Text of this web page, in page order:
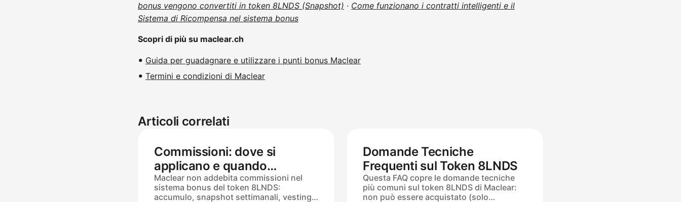
bonus vengono convertiti in token 8LNDS (Snapshot) · Come funzionano i contratti intelligenti e il
Sistema di Ricompensa nel sistema bonus
Scopri di più su maclear.ch
Guida per guadagnare e utilizzare i punti bonus Maclear
Termini e condizioni di Maclear
Articoli correlati
Commissioni: dove si
applicano e quando
appaiono
Maclear non addebita commissioni nel
sistema bonus del token 8LNDS:
accumulo, snapshot settimanali, vesting,
Domande Tecniche
Frequenti sul Token 8LNDS
Questa FAQ copre le domande tecniche
più comuni sul token 8LNDS di Maclear:
non può essere acquistato (solo